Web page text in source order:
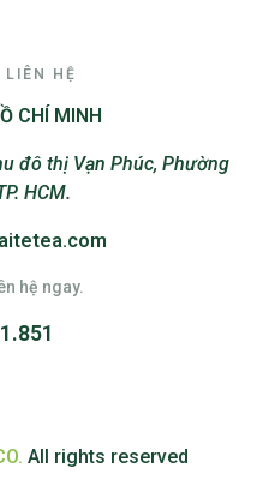
LIÊN HỆ
CHÍ MINH
đô thị Vạn Phúc, Phường
HCM.
hệ ngay.
All rights reserved